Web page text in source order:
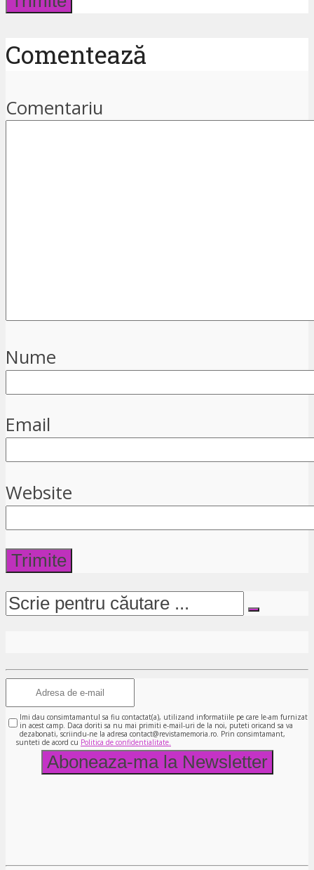
Comentează
Comentariu
Nume
Email
Website
Imi dau consimtamantul sa fiu contactat(a), utilizand informatiile pe care le-am furnizat
in acest camp. Daca doriti sa nu mai primiti e-mail-uri de la noi, puteti oricand sa va
dezabonati, scriindu-ne la adresa contact@revistamemoria.ro. Prin consimtamant,
sunteti de acord cu Politica de confidentialitate.